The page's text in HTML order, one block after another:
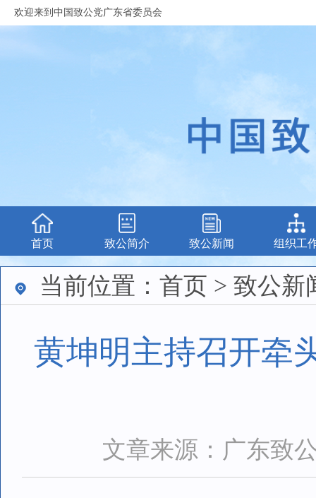
欢迎来到中国致公党广东省委员会
首页 致公简介 致公新闻 组织工
当前位置：首页 > 致公新
黄坤明主持召开牵
文章来源：广东致